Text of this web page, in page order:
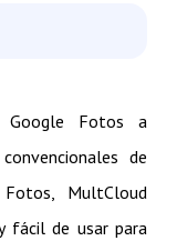
Fotos a
de
MultCloud
fácil de usar para